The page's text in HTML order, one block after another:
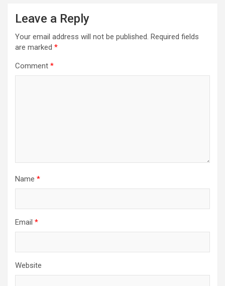
Leave a Reply
Your email address will not be published. Required fields
are marked *
Comment *
Name *
Email *
Website